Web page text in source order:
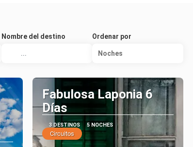
Nombre del destino Ordenar por
Noches
Fabulosa Laponia 6
Días
3 DESTINOS 5 NOCHES
Circuitos